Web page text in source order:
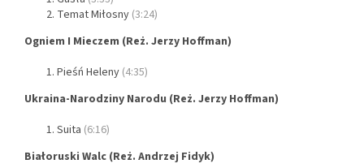
Temat Miłosny (3:24)
Ogniem I Mieczem (Reż. Jerzy Hoffman)
Pieśń Heleny (4:35)
Ukraina-Narodziny Narodu (Reż. Jerzy Hoffman)
Suita (6:16)
Białoruski Walc (Reż. Andrzej Fidyk)